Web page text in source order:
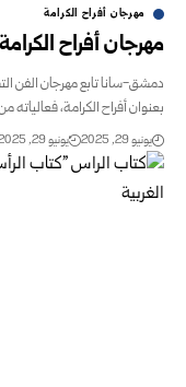
مهرجان أفراح الكرامة
مهرجان أفراح
دمشق-سانا تابع مهرجان الفن
بعنوان أفراح الكرامة،
يونيو 29, 2025 يونيو 29, 2025